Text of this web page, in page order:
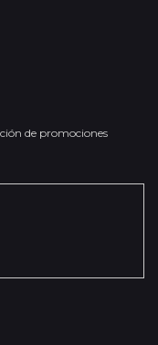
de promociones